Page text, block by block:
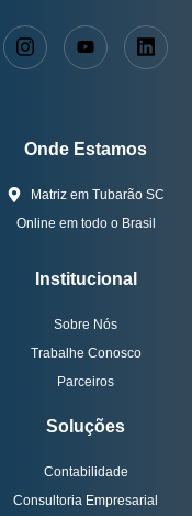
Onde Estamos
Matriz em Tubarão SC
Online em todo o Brasil
Institucional
Sobre Nós
Trabalhe Conosco
Parceiros
Soluções
Contabilidade
Consultoria Empresarial